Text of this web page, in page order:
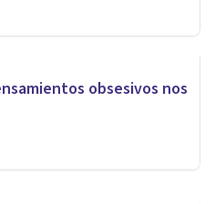
obsesivos nos
de
interacciones